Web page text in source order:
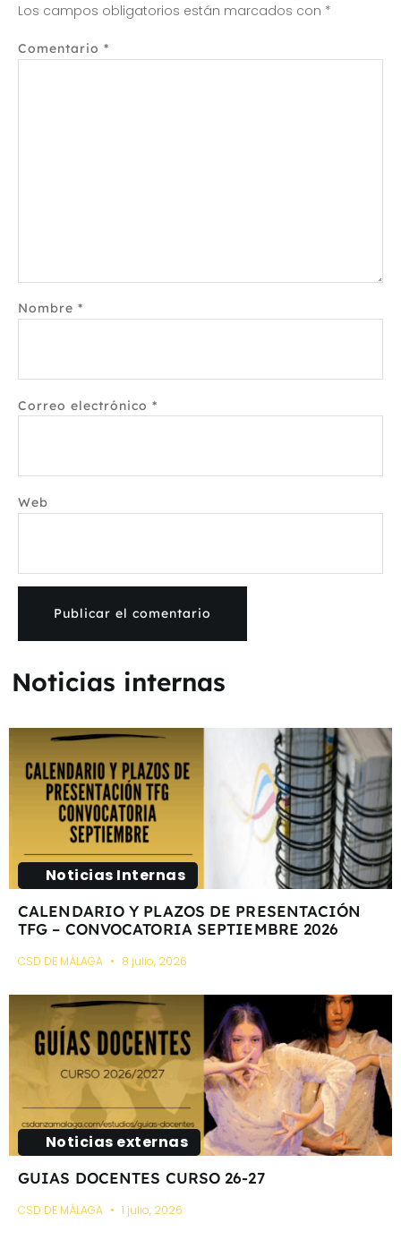
Los campos obligatorios están marcados con *
Comentario *
Nombre *
Correo electrónico *
Web
Noticias internas
Noticias Internas
CALENDARIO Y PLAZOS DE PRESENTACIÓN
TFG – CONVOCATORIA SEPTIEMBRE 2026
CSD DE MÁLAGA 8 julio, 2026
Noticias externas
GUIAS DOCENTES CURSO 26-27
CSD DE MÁLAGA 1 julio, 2026